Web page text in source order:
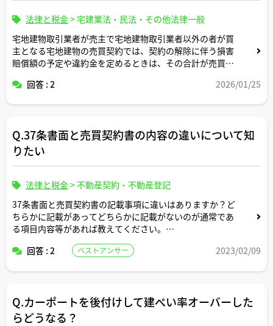
法律と税金>宅建業法・民法・その他法律一般
宅地建物取引業者が売主で宅地建物取引業者以外の者が買
主となる宅地建物の売買契約では、契約の解除に伴う損害
賠償額の予定や違約金を定めるときは、その合計が売買代
物取引業法第38条）がありますが、個人が売主で宅建業者
コメントよろしくお願いします。
回答 : 2 2026/01/25
Q.37条書面と売買契約書の内容の違いについて知
りたい
法律と税金>不動産契約・不動産登記
37条書面と売買契約書の記載事項に違いはありますか？ど
ちらかに記載があってどちらかに記載がないのが通常であ
る項目内容等があれば教えてください。
また、両者の法的意味合いとか位置づけの違いについても
回答 : 2 ベストアンサー 2023/02/09
Q.カーポートを後付けして建ぺい率オーバーした
らどうなる？